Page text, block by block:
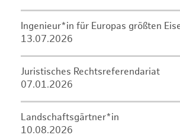
Ingenieur*in für Europas größten
13.07.2026
Juristisches Rechtsreferendariat
07.01.2026
Landschaftsgärtner*in
10.08.2026